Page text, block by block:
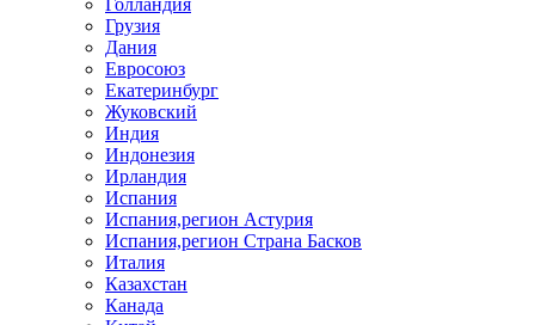
Грузия
Дания
Евросоюз
Екатеринбург
Жуковский
Индия
Индонезия
Ирландия
Испания
Испания,регион Астурия
Испания,регион Страна Басков
Италия
Казахстан
Канада